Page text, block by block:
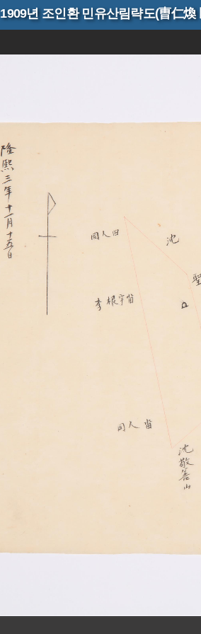
1909년 조인환 민유산림략도(曺仁煥